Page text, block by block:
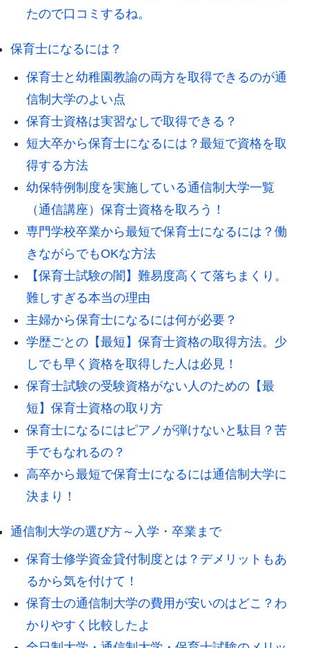
たので口コミするね。
保育士になるには？
保育士と幼稚園教諭の両方を取得できるのが通
信制大学のよい点
保育士資格は実習なしで取得できる？
短大卒から保育士になるには？最短で資格を取
得する方法
幼保特例制度を実施している通信制大学一覧
（通信講座）保育士資格を取ろう！
専門学校卒業から最短で保育士になるには？働
きながらでもOKな方法
【保育士試験の闇】難易度高くて落ちまくり。
難しすぎる本当の理由
主婦から保育士になるには何が必要？
学歴ごとの【最短】保育士資格の取得方法。少
しでも早く資格を取得した人は必見！
保育士試験の受験資格がない人のための【最
短】保育士資格の取り方
保育士になるにはピアノが弾けないと駄目？苦
手でもなれるの？
高卒から最短で保育士になるには通信制大学に
決まり！
通信制大学の選び方～入学・卒業まで
保育士修学資金貸付制度とは？デメリットもあ
るから気を付けて！
保育士の通信制大学の費用が安いのはどこ？わ
かりやすく比較したよ